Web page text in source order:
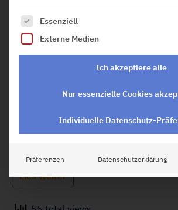
Smartphones sind aus dem Alltag nicht
wegzudenken, weshalb Internet
wichtiger wird. Sicherheits Apps
Möglichkeiten, um persönliche Daten
erhöhen. Dieser Artikel stellt die Top
verschiedenen Gefahren schützen und
Lies weiter
Es folgt eine Liste der Service-
Essenziell
Externe Medien
Ich akzeptiere alle
Nur essenzielle Cookies
Individuelle Datenschutz-
Präferenzen Datenschutzerklärung